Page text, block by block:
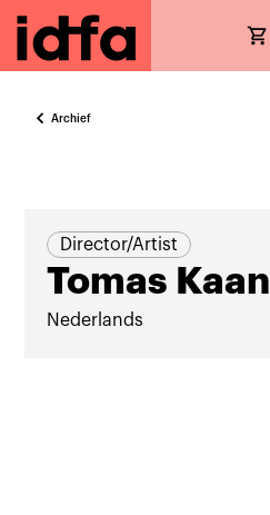
Archief
Director/Artist
Tomas Kaan
Nederlands